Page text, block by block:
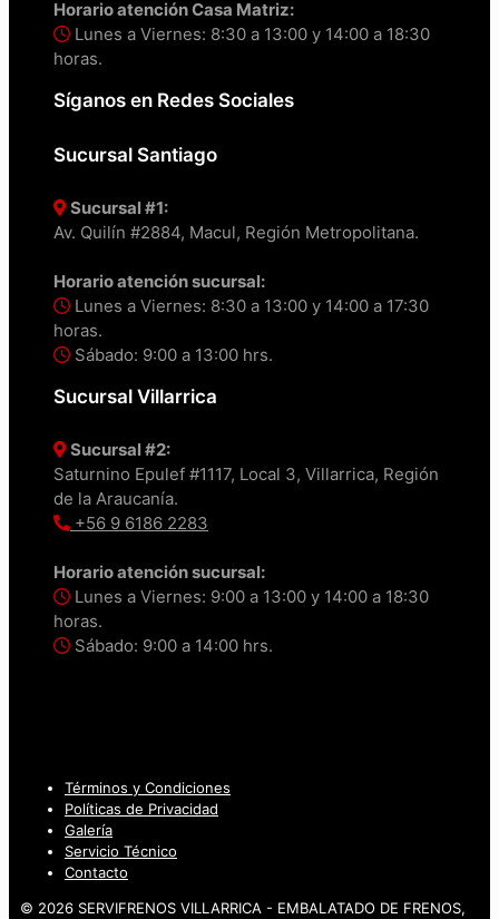
Horario atención Casa Matriz:
Lunes a Viernes: 8:30 a 13:00 y 14:00 a 18:30
horas.
Síganos en Redes Sociales
Sucursal Santiago
Sucursal #1:
Av. Quilín #2884, Macul, Región Metropolitana.
Horario atención sucursal:
Lunes a Viernes: 8:30 a 13:00 y 14:00 a 17:30
horas.
Sábado: 9:00 a 13:00 hrs.
Sucursal Villarrica
Sucursal #2:
Saturnino Epulef #1117, Local 3, Villarrica, Región
de la Araucanía.
+56 9 6186 2283
Horario atención sucursal:
Lunes a Viernes: 9:00 a 13:00 y 14:00 a 18:30
horas.
Sábado: 9:00 a 14:00 hrs.
Términos y Condiciones
Políticas de Privacidad
Galería
Servicio Técnico
Contacto
© 2026 SERVIFRENOS VILLARRICA - EMBALATADO DE FRENOS,